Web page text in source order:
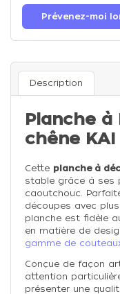
Prévenez-moi
Description
Planche à
chêne KAI
Cette planche à
stable grâce à ses
caoutchouc.
découpes avec
planche est fidèle
en matière de
gamme de
Conçue de façon
attention
présenter une